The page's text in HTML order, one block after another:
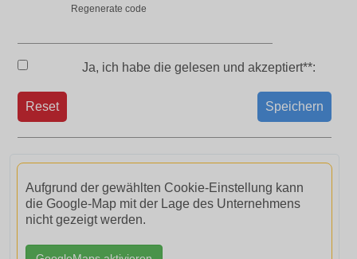
Regenerate code
Ja, ich habe die gelesen und akzeptiert**:
Speichern
Reset
Aufgrund der gewählten Cookie-Einstellung kann
die Google-Map mit der Lage des Unternehmens
nicht gezeigt werden.